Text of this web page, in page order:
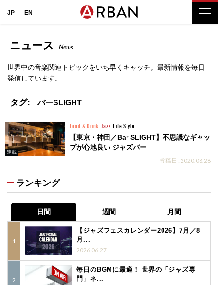
JP EN
ニュース News
世界中の音楽関連トピックをいち早くキャッチ。最新情報を毎日
発信しています。
タグ: バーSLIGHT
連載
Food & Drink Jazz Life Style
【東京・神田／Bar SLIGHT】不思議なギャッ
プが心地良い ジャズバー
投稿日 : 2020.08.28
ランキング
日間 週間 月間
【ジャズフェスカレンダー2026】7月／8
月...
2026.06.27
毎日のBGMに最適！ 世界の「ジャズ専
門」ネ...